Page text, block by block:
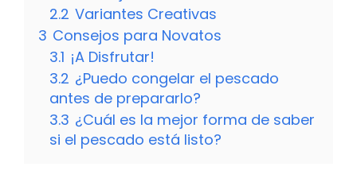
2.2 Variantes Creativas
3 Consejos para Novatos
3.1 ¡A Disfrutar!
3.2 ¿Puedo congelar el pescado
antes de prepararlo?
3.3 ¿Cuál es la mejor forma de saber
si el pescado está listo?